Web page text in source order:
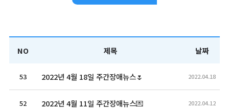
NO 제목 날짜
53 2022년 4월 18일 주간장애뉴스🌷 2022.04.18
52 2022년 4월 11일 주간장애뉴스💌 2022.04.12